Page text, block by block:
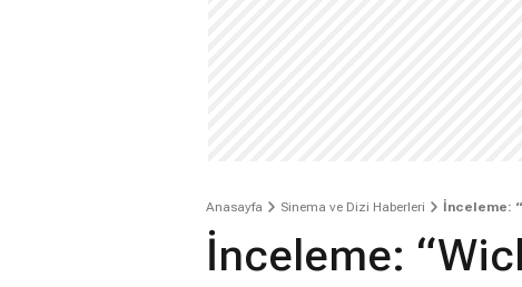
Anasayfa Sinema ve Dizi Haberleri İnceleme:
İnceleme: